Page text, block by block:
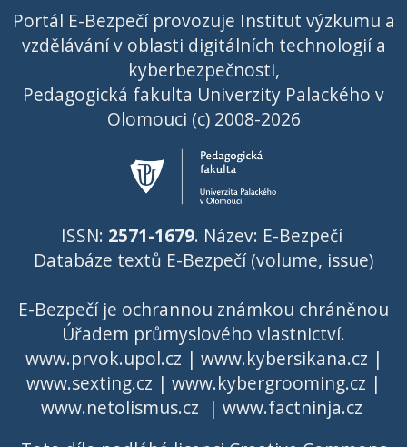
Portál E-Bezpečí provozuje Institut výzkumu a
vzdělávání v oblasti digitálních technologií a
kyberbezpečnosti,
Pedagogická fakulta Univerzity Palackého v
Olomouci (c) 2008-2026
ISSN: 2571-1679. Název: E-Bezpečí
Databáze textů E-Bezpečí (volume, issue)
E-Bezpečí je ochrannou známkou chráněnou
Úřadem průmyslového vlastnictví.
www.prvok.upol.cz | www.kybersikana.cz |
www.sexting.cz | www.kybergrooming.cz |
www.netolismus.cz | www.factninja.cz